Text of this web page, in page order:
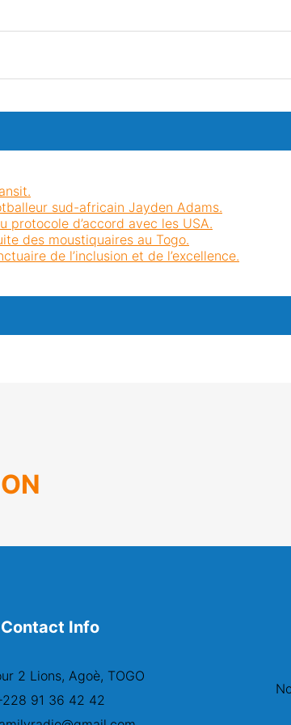
sud-africain Jayden Adams.
protocole d’accord avec les USA.
des moustiquaires au Togo.
de l’inclusion et de l’excellence.
Contact Info
2 Lions, Agoè, TOGO
91 36 42 42